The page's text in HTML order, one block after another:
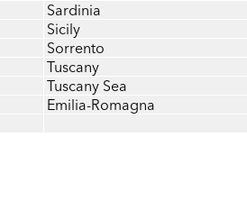
Sardinia
Sicily
Sorrento
Tuscany
Tuscany Sea
Emilia-Romagna